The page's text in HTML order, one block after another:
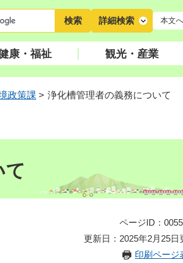
詳細検索 本文へ
康・福祉 観光・産業
政策課 > 浄化槽管理者の義務について
て
ページID：
更新日：2025年2月25日
印刷ページ